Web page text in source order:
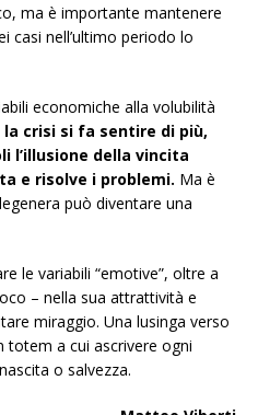
ma è importante mantenere
casi nell’ultimo periodo lo
economiche alla volubilità
la crisi si fa sentire di più,
l’illusione della vincita
e risolve i problemi. Ma è
può diventare una
le variabili “emotive”, oltre a
– nella sua attrattività e
miraggio. Una lusinga verso
totem a cui ascrivere ogni
o salvezza.